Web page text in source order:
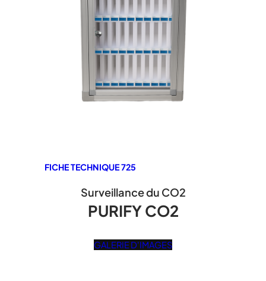
FICHE TECHNIQUE 725
Surveillance du CO2
PURIFY CO2
GALERIE D'IMAGES